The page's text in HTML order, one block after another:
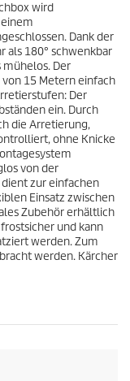
wird
Dank der
als 180° schwenkbar
mühelos. Der
15 Metern einfach
Der
ein. Durch
die Arretierung,
ohne Knicke
von der
zur einfachen
Einsatz zwischen
Zubehör erhältlich
und kann
werden. Zum
werden. Kärcher